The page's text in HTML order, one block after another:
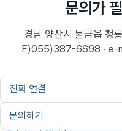
문의가
경남 양산시 물금읍
F)055)387-6698 · e-
전화 연결
문의하기